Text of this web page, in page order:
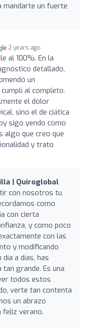
mandarte un fuerte
2 years ago
al 100%. En la
detallado,
un
al completo.
el dolor
sino el de ciática
sigo yendo como
algo que creo que
y trato
| Quiroglobal
con nosotros tu
como
con cierta
y como poco
con las
y modificando
a días, has
grande. Es una
todos estos
verte tan contenta
un abrazo
feliz verano.